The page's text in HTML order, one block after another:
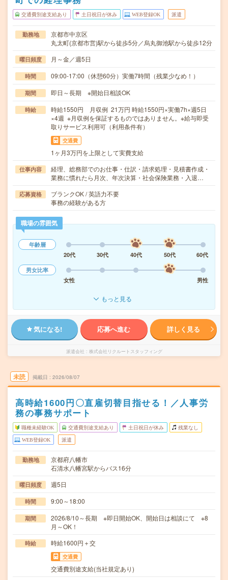
交通費別途支給あり 土日祝日が休み WEB登録OK 派遣
勤務地
京都市中京区
丸太町(京都市営)駅から徒歩5分／烏丸御池駅から徒歩12分
曜日頻度 月～金／週5日
時間 09:00-17:00（休憩60分）実働7時間（残業少なめ！）
期間 即日～長期 ※開始日相談OK
時給
時給1550円 月収例 21万円 時給1550円×実働7h×週5日
×4週 ※月収例を保証するものではありません。※給与即受
取りサービス利用可（利用条件有）
交通費
1ヶ月3万円を上限として実費支給
仕事内容
経理、総務部でのお仕事・仕訳・請求処理・見積書作成・
業務に慣れたら月次、年次決算・社会保険業務・入退…
応募資格
ブランクOK / 英語力不要
事務の経験がある方
職場の雰囲気
年齢層
20代
30代 40代 50代
60代
男女比率
女性
男性
もっと見る
気になる! 応募へ進む 詳しく見る
派遣会社 株式会社リクルートスタッフィング
未読 掲載日 2026/08/07
高時給1600円〇直雇切替目指せる！／人事労
務の事務サポート
職種未経験OK 交通費別途支給あり 土日祝日が休み 残業なし
WEB登録OK 派遣
勤務地
京都府八幡市
石清水八幡宮駅からバス16分
曜日頻度 週5日
時間 9:00～18:00
期間
2026/8/10～長期 ※即日開始OK、開始日は相談にて ※8
月～OK！
時給 時給1600円＋交
交通費
交通費別途支給(当社規定あり)